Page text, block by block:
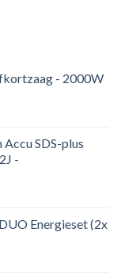
- 2000W
SDS-plus
-
Energieset (2x